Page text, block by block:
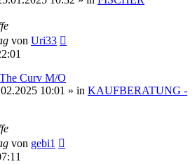
von Uri33
Curv M/O
10:01 » in KAUFBERATUNG -
von gebi1